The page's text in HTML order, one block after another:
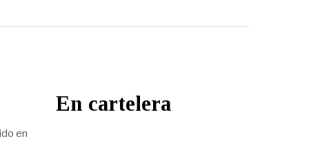
en
En cartelera